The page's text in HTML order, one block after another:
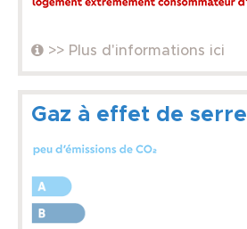
>> Plus d'informations ici
Gaz à effet de serre